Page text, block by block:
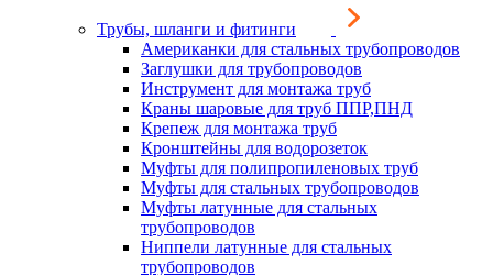
Трубы, шланги и фитинги
Американки для стальных трубопроводов
Заглушки для трубопроводов
Инструмент для монтажа труб
Краны шаровые для труб ППР,ПНД
Крепеж для монтажа труб
Кронштейны для водорозеток
Муфты для полипропиленовых труб
Муфты для стальных трубопроводов
Муфты латунные для стальных
трубопроводов
Ниппели латунные для стальных
трубопроводов